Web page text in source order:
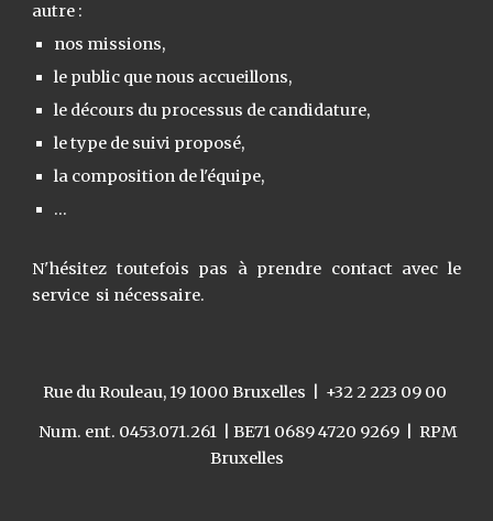
autre :
nos missions,
le public que nous accueillons,
le décours du processus de candidature,
le type de suivi proposé,
la composition de l'équipe,
...
N'hésitez toutefois pas à prendre contact avec le
service si nécessaire.
Rue du Rouleau, 19 1000 Bruxelles | +32 2 223 09 00
Num. ent. 0453.071.261
BE71 0689 4720 9269 | RPM
Bruxelles